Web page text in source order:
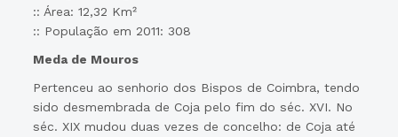
:: Área: 12,32 Km²
:: População em 2011: 308
Meda de Mouros
Pertenceu ao senhorio dos Bispos de Coimbra, tendo
sido desmembrada de Coja pelo fim do séc. XVI. No
séc. XIX mudou duas vezes de concelho: de Coja até